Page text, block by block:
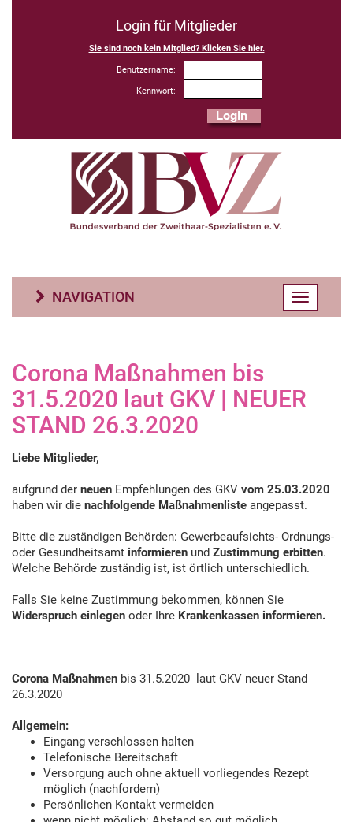
Login für Mitglieder
Sie sind noch kein Mitglied? Klicken Sie hier.
Benutzername:
Kennwort:
NAVIGATION
Toggle
navigation
Corona Maßnahmen bis
31.5.2020 laut GKV | NEUER
STAND 26.3.2020
Liebe Mitglieder,
aufgrund der neuen Empfehlungen des GKV vom 25.03.2020
haben wir die nachfolgende Maßnahmenliste angepasst.
Bitte die zuständigen Behörden: Gewerbeaufsichts- Ordnungs-
oder Gesundheitsamt informieren und Zustimmung erbitten.
Welche Behörde zuständig ist, ist örtlich unterschiedlich.
Falls Sie keine Zustimmung bekommen, können Sie
Widerspruch einlegen oder Ihre Krankenkassen informieren.
Corona Maßnahmen bis 31.5.2020 laut GKV neuer Stand
26.3.2020
Allgemein:
Eingang verschlossen halten
Telefonische Bereitschaft
Versorgung auch ohne aktuell vorliegendes Rezept
möglich (nachfordern)
Persönlichen Kontakt vermeiden